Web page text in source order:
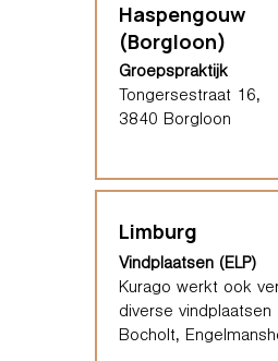
Haspengouw
(Borgloon)
Groepspraktijk
Tongersestraat 16,
3840 Borgloon
Limburg
Vindplaatsen (ELP)
Kurago werkt ook
diverse vindplaatsen
Bocholt,